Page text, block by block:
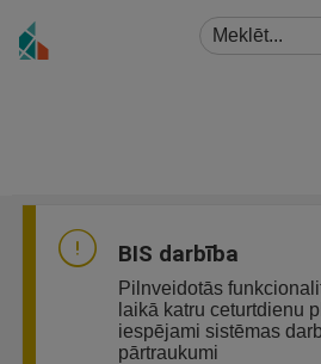
BIS darbība
Pilnveidotās
laikā katru ceturtdienu
iespējami sistēmas
pārtraukumi